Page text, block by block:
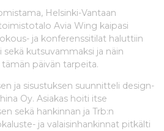
Helsinki-Vantaan
Avia Wing kaipasi
ja konferenssitilat haluttiin
sekä kutsuvammaksi ja näin
päivän tarpeita.
ja sisustuksen suunnitteli design-
Oy. Asiakas hoiti itse
sekä hankinnan ja Trb:n
ja valaisinhankinnat pitkälti